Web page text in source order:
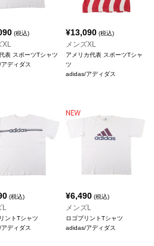
(税込)
表 スポーツTシャツ
ディダス
¥13,090 (税込)
メンズXL
アメリカ代表 スポーツTシャ
ツ
adidas/アディダス
(税込)
L
ントTシャツ
ディダス
¥6,490 (税込)
メンズL
ロゴプリントTシャツ
adidas/アディダス